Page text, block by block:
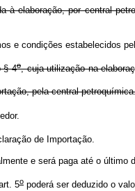
elaboração, por central
e condições
§ 4o, cuja utilização na
pela central
de Importação.
e será paga até o
5o poderá ser deduzido o